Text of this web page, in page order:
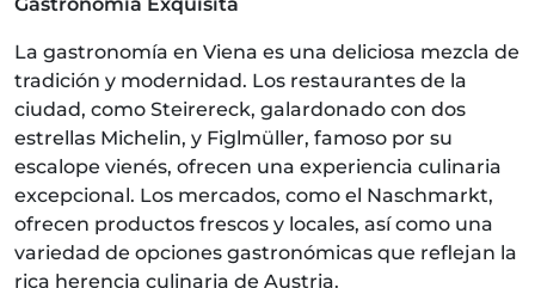
La gastronomía en Viena es una deliciosa mezcla de
tradición y modernidad. Los restaurantes de la
ciudad, como Steirereck, galardonado con dos
estrellas Michelin, y Figlmüller, famoso por su
escalope vienés, ofrecen una experiencia culinaria
excepcional. Los mercados, como el Naschmarkt,
ofrecen productos frescos y locales, así como una
variedad de opciones gastronómicas que reflejan la
rica herencia culinaria de Austria.